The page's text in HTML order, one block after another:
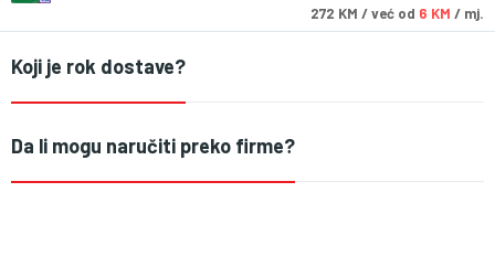
272 KM / već od 6 KM / mj.
Koji je rok dostave?
Da li mogu naručiti preko firme?